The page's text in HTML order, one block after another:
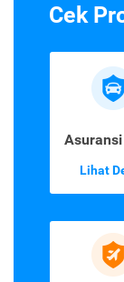
Cek
Asuransi
Lihat